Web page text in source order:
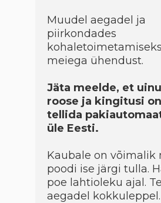
Muudel aegadel ja
piirkondades
meiega ühendust.
Jäta meelde, et
roose ja kingitusi
tellida
üle Eesti.
Kaubale on võimalik
poodi ise järgi tulla.
poe lahtioleku ajal.
aegadel kokkuleppel.